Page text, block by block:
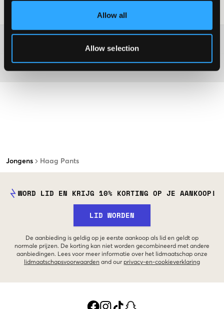
Allow all
Allow selection
Jongens Haag Pants
WORD LID EN KRIJG 10% KORTING OP JE AANKOOP!
LID WORDEN
De aanbieding is geldig op je eerste aankoop als lid en geldt op
normale prijzen. De korting kan niet worden gecombineerd met andere
aanbiedingen. Lees voor meer informatie over het lidmaatschap onze
lidmaatschapsvoorwaarden and our privacy-en-cookieverklaring